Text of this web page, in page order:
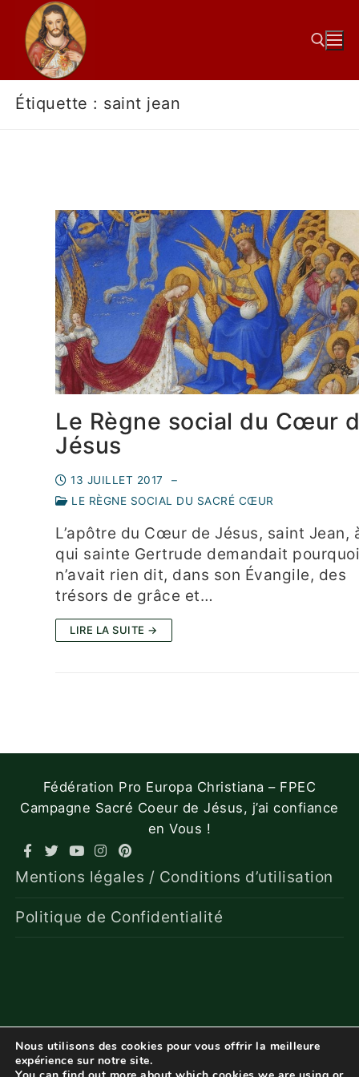
Étiquette : saint jean
Le Règne social du Cœur
Jésus
13 JUILLET 2017
–
LE RÈGNE SOCIAL DU SACRÉ CŒUR
L’apôtre du Cœur de Jésus, saint Jean,
qui sainte Gertrude demandait
n’avait rien dit, dans son Évangile, des
trésors de grâce et…
LIRE LA SUITE →
Fédération Pro Europa Christiana – FPEC
Campagne Sacré Coeur de Jésus, j’ai confiance
en Vous !
Mentions légales / Conditions d’utilisation
Politique de Confidentialité
Nous utilisons des cookies pour vous offrir la meilleure
expérience sur notre site.